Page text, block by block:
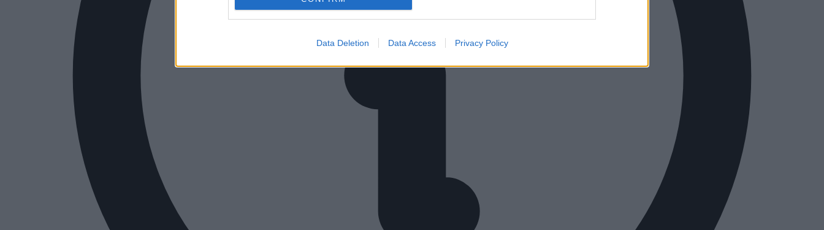
Data Deletion Data Access Privacy Policy